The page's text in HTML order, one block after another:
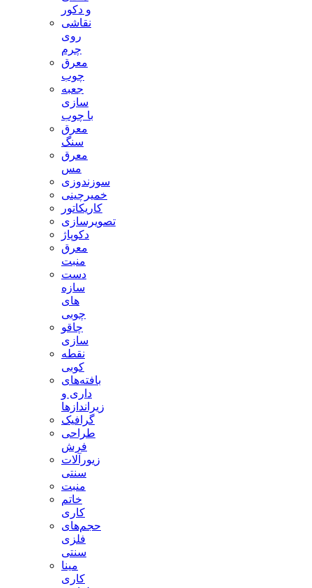
و دکور
نقاشی
روی
چرم
معرق
چوب
جعبه
سازی
با چوب
معرق
سنگ
معرق
مس
سوزندوزی
خمیرچینی
کاریکاتور
تصویرسازی
دکوپاژ
معرق
منبت
دست
سازه
های
چوبی
چاقو
سازی
نقطه
کوبی
بافته‌های
داری و
زیراندازها
گرافیک
طراحی
فرش
زیورآلات
سنتی
منبت
خاتم
کاری
حجم‌های
فلزی
سنتی
مینا
کاری